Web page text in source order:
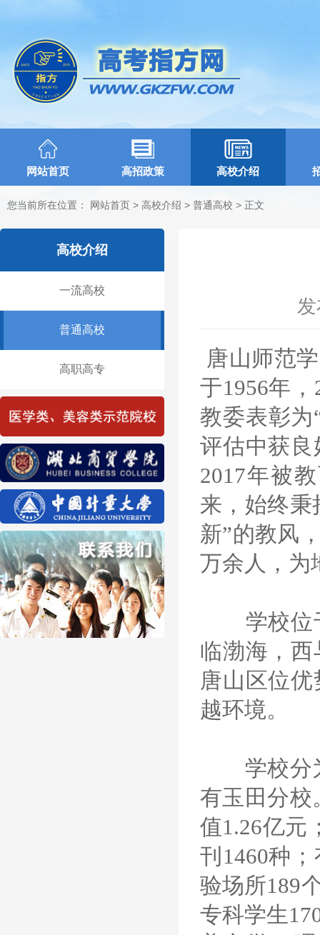
网站首页 高招政策 高校介绍
您当前所在位置： 网站首页 > 高校介绍 > 普通高校 > 正文
高校介绍
一流高校
普通高校
高职高专
唐山师范
于1956年
教委表彰为
评估中获良
2017年被
来，始终秉
新”的教风
万余人，为
学校位于
临渤海，
唐山区位
越环境。
学校分为
有玉田分校
值1.26亿元
刊1460种
验场所189
专科学生